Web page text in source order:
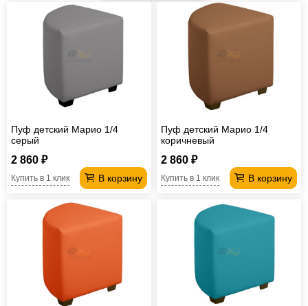
гостиную
компьютер
для
ванной
Мебель
трансформер
Матрасы
Косметологическое
оборудование
Пуф детский Марио 1/4
серый
2 860 ₽
В корзину
Купить в 1 клик
Пуф детский Марио 1/4
коричневый
2 860 ₽
В корзину
Купить в 1 клик